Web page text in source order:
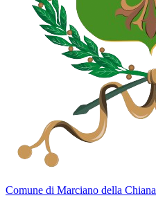
Comune di Marciano della Chiana